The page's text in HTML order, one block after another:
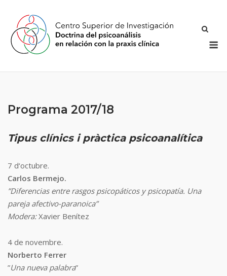
contenido
Programa 2017/18
Tipus clínics i pràctica psicoanalítica
7 d‘octubre.
Carlos Bermejo.
”Diferencias entre rasgos psicopáticos y psicopatía. Una
pareja afectivo-paranoica”
Modera:Xavier Benítez
4 de novembre.
Norberto Ferrer
”Una nueva palabra”